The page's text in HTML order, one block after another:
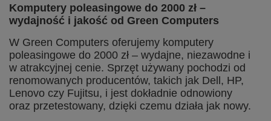
Komputery poleasingowe do 2000 zł –
wydajność i jakość od Green Computers
W Green Computers oferujemy komputery
poleasingowe do 2000 zł – wydajne, niezawodne i
w atrakcyjnej cenie. Sprzęt używany pochodzi od
renomowanych producentów, takich jak Dell, HP,
Lenovo czy Fujitsu, i jest dokładnie odnowiony
oraz przetestowany, dzięki czemu działa jak nowy.